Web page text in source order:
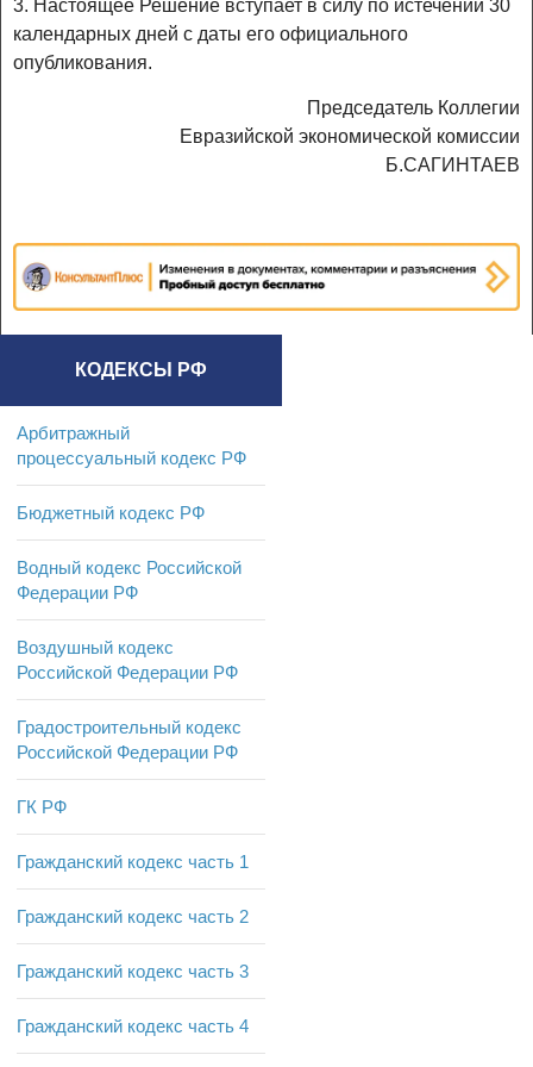
3. Настоящее Решение вступает в силу по истечении 30
календарных дней с даты его официального
опубликования.
Председатель Коллегии
Евразийской экономической комиссии
Б.САГИНТАЕВ
КОДЕКСЫ РФ
Арбитражный
процессуальный кодекс РФ
Бюджетный кодекс РФ
Водный кодекс Российской
Федерации РФ
Воздушный кодекс
Российской Федерации РФ
Градостроительный кодекс
Российской Федерации РФ
ГК РФ
Гражданский кодекс часть 1
Гражданский кодекс часть 2
Гражданский кодекс часть 3
Гражданский кодекс часть 4